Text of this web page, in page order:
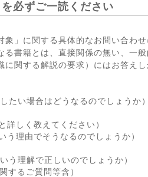
必ずご一読ください
」に関する具体的なお問い合わ
る書籍とは、直接関係の無い、一
関する解説の要求）にはお答えし
たい場合はどうなるのでしょうか）
詳しく教えてください）
う理由でそうなるのでしょうか）
う理解で正しいのでしょうか）
するご質問等含）